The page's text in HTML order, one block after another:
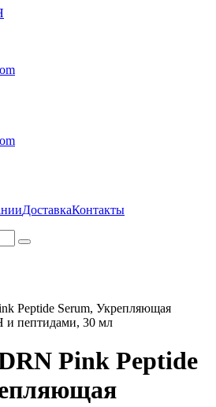
ДоставкаКонтакты
Peptide Serum, Укрепляющая
и пептидами, 30 мл
Pink Peptide